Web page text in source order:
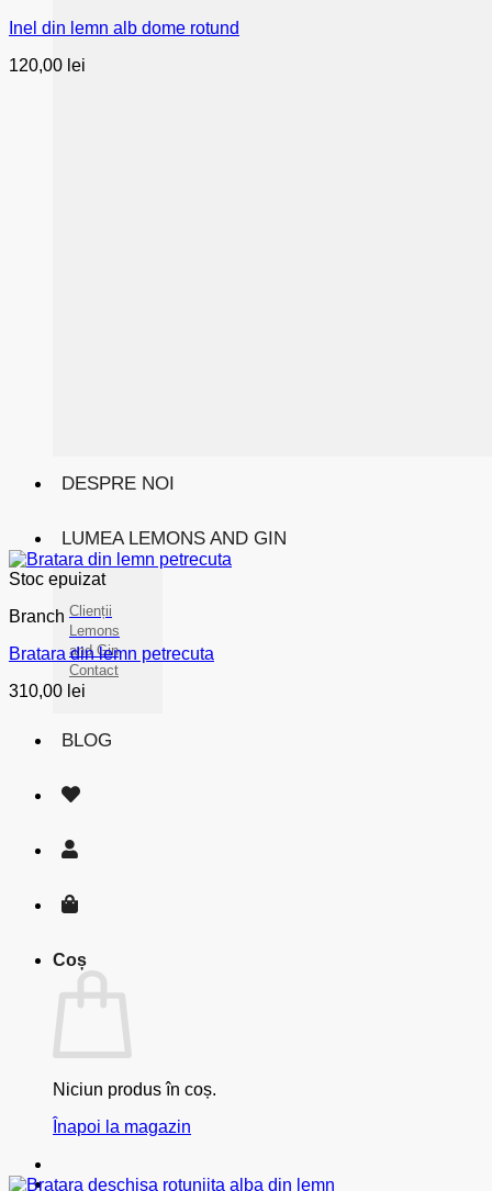
DESPRE NOI
LUMEA LEMONS AND GIN
Clienții
Lemons
and Gin
Contact
BLOG
Coș
Niciun produs în coș.
Înapoi la magazin
Inel din lemn alb dome rotund
120,00 lei
Stoc epuizat
Branch
Bratara din lemn petrecuta
310,00 lei